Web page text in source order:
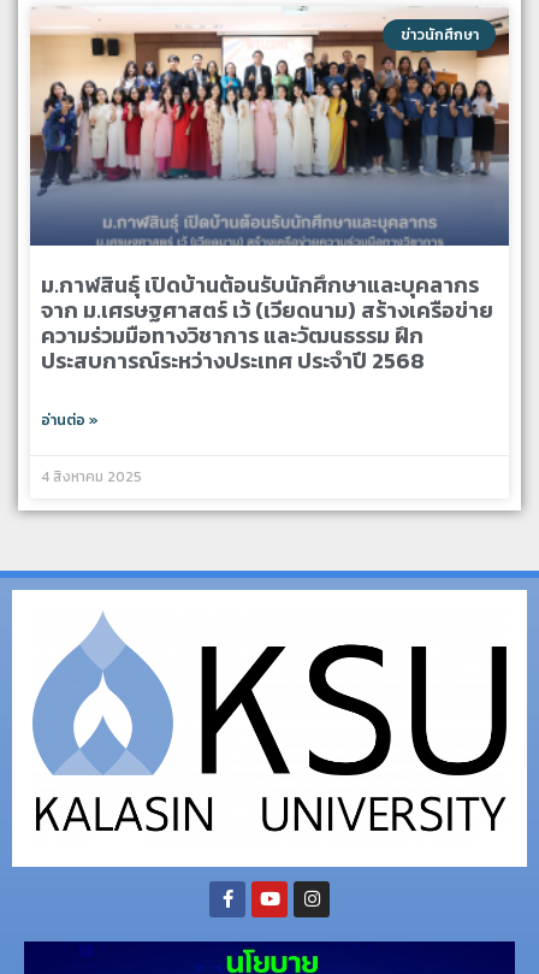
ข่าวนักศึกษา
ม.กาฬสินธุ์ เปิดบ้านต้อนรับนักศึกษาและบุคลากร
จาก ม.เศรษฐศาสตร์ เว้ (เวียดนาม) สร้างเครือข่าย
ความร่วมมือทางวิชาการ และวัฒนธรรม ฝึก
ประสบการณ์ระหว่างประเทศ ประจำปี 2568
อ่านต่อ »
4 สิงหาคม 2025